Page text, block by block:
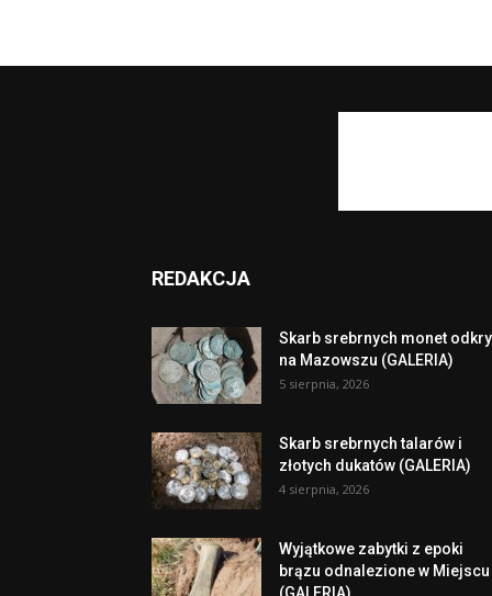
REDAKCJA
Skarb srebrnych monet
na Mazowszu (GALERIA)
5 sierpnia, 2026
Skarb srebrnych talarów i
złotych dukatów (GALERIA)
4 sierpnia, 2026
Wyjątkowe zabytki z epoki
brązu odnalezione w Miejscu